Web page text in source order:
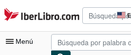
Pasar al contenido principal
IberLibro.com
Menú